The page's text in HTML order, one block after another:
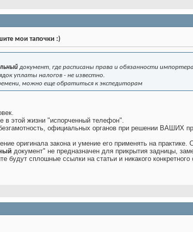
мои тапочки :)
документ, где расписаны права и обязанности
уплаты налогов - не известно.
можно еще обратиться к экспедиторам
в этой жизни "испорченный телефон".
официальных органов при решении ВАШИХ
оригинала закона и умение его применять на
документ" не предназначен для прикрытия задницы,
будут сплошные ссылки на статьи и никакого конкретного